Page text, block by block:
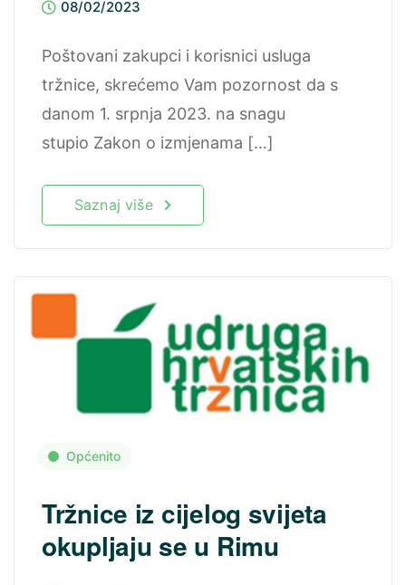
08/02/2023
Poštovani zakupci i korisnici usluga
tržnice, skrećemo Vam pozornost da s
danom 1. srpnja 2023. na snagu
stupio Zakon o izmjenama […]
Saznaj više
Općenito
Tržnice iz cijelog svijeta
okupljaju se u Rimu